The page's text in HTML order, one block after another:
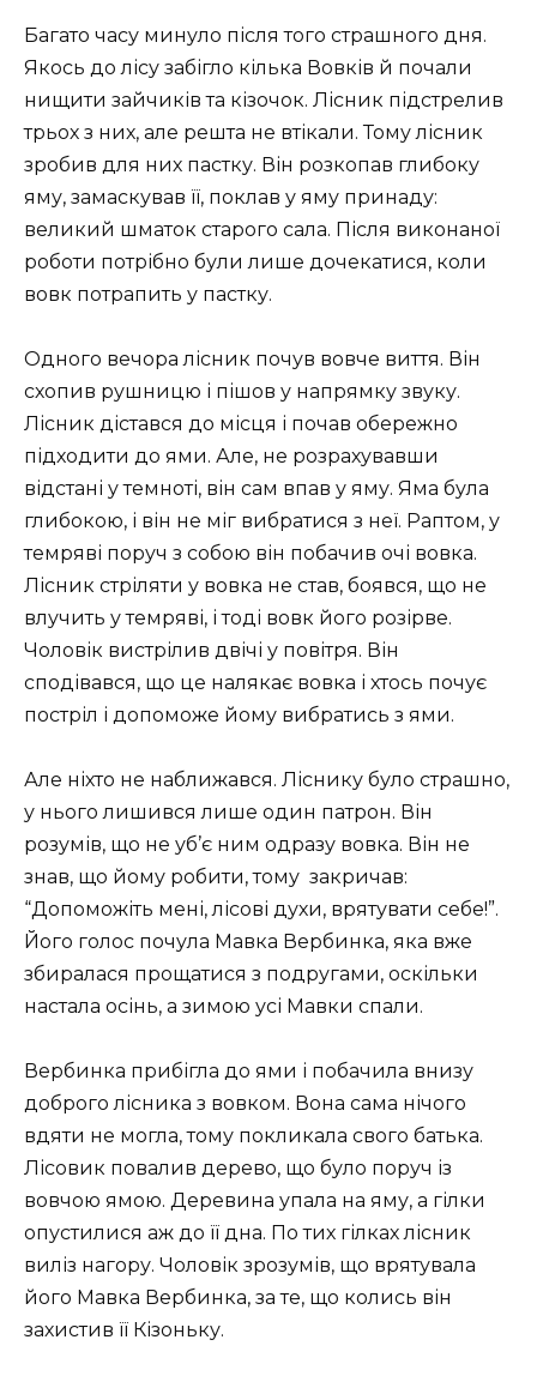
Багато часу минуло після того страшного дня.
Якось до лісу забігло кілька Вовків й почали
нищити зайчиків та кізочок. Лісник підстрелив
трьох з них, але решта не втікали. Тому лісник
зробив для них пастку. Він розкопав глибоку
яму, замаскував її, поклав у яму принаду:
великий шматок старого сала. Після виконаної
роботи потрібно були лише дочекатися, коли
вовк потрапить у пастку.
Одного вечора лісник почув вовче виття. Він
схопив рушницю і пішов у напрямку звуку.
Лісник дістався до місця і почав обережно
підходити до ями. Але, не розрахувавши
відстані у темноті, він сам впав у яму. Яма була
глибокою, і він не міг вибратися з неї. Раптом, у
темряві поруч з собою він побачив очі вовка.
Лісник стріляти у вовка не став, боявся, що не
влучить у темряві, і тоді вовк його розірве.
Чоловік вистрілив двічі у повітря. Він
сподівався, що це налякає вовка і хтось почує
постріл і допоможе йому вибратись з ями.
Але ніхто не наближався. Ліснику було страшно,
у нього лишився лише один патрон. Він
розумів, що не уб’є ним одразу вовка. Він не
знав, що йому робити, тому закричав:
“Допоможіть мені, лісові духи, врятувати себе!”.
Його голос почула Мавка Вербинка, яка вже
збиралася прощатися з подругами, оскільки
настала осінь, а зимою усі Мавки спали.
Вербинка прибігла до ями і побачила внизу
доброго лісника з вовком. Вона сама нічого
вдяти не могла, тому покликала свого батька.
Лісовик повалив дерево, що було поруч із
вовчою ямою. Деревина упала на яму, а гілки
опустилися аж до її дна. По тих гілках лісник
виліз нагору. Чоловік зрозумів, що врятувала
його Мавка Вербинка, за те, що колись він
захистив її Кізоньку.